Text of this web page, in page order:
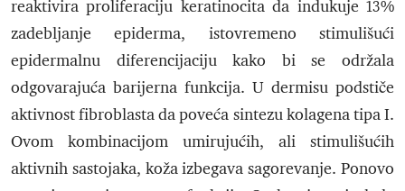
reaktivira proliferaciju keratinocita da indukuje 13%
zadebljanje epiderma, istovremeno stimulišući
epidermalnu diferencijaciju kako bi se održala
odgovarajuća barijerna funkcija. U dermisu podstiče
aktivnost fibroblasta da poveća sintezu kolagena tipa I.
Ovom kombinacijom umirujućih, ali stimulišućih
aktivnih sastojaka, koža izbegava sagorevanje. Ponovo